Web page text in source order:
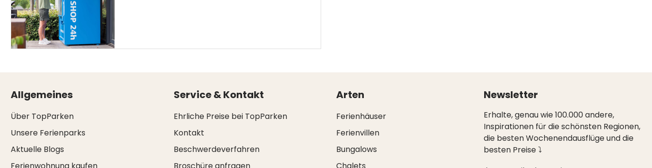
Allgemeines
Über TopParken
Unsere Ferienparks
Aktuelle Blogs
Service & Kontakt
Ehrliche Preise bei TopParken
Kontakt
Beschwerdeverfahren
Arten
Ferienhäuser
Ferienvillen
Bungalows
Newsletter
Erhalte, genau wie 100.000 andere,
Inspirationen für die schönsten Regionen,
die besten Wochenendausflüge und die
besten Preise ⤵